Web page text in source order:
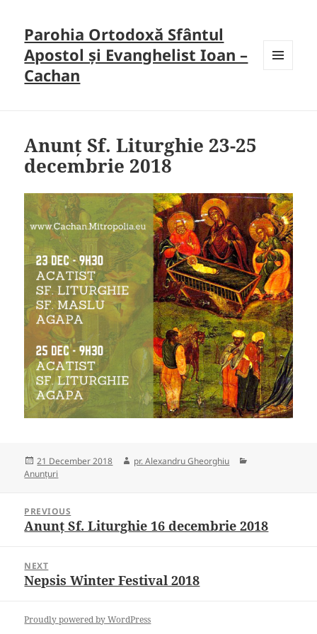
Parohia Ortodoxă Sfântul
Apostol și Evanghelist Ioan –
Cachan
Anunț Sf. Liturghie 23-25
decembrie 2018
Posted
on
21 December 2018 Author
pr. Alexandru Gheorghiu
Anunțuri
navigation
PREVIOUS
Previous
Anunț Sf. Liturghie 16 decembrie 2018
NEXT
Next
Nepsis Winter Festival 2018
Proudly powered by WordPress